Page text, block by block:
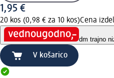
1,95 €
20 kos (0,98 € za 10 kos)Cena
dm trajno
V košarico